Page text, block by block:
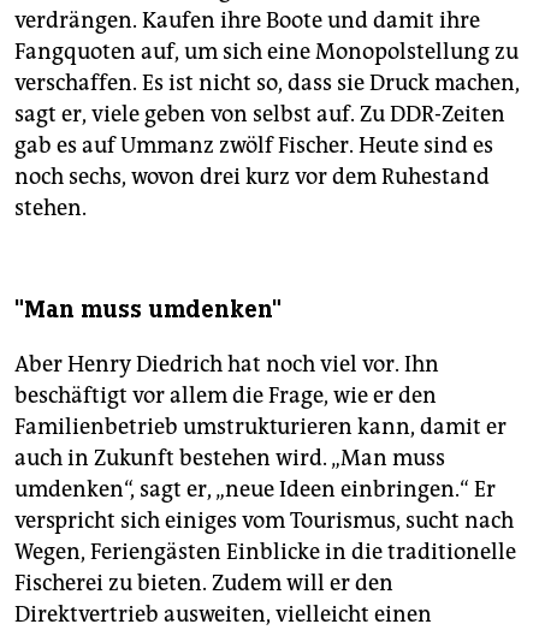
verdrängen. Kaufen ihre Boote und damit ihre
Fangquoten auf, um sich eine Monopolstellung zu
verschaffen. Es ist nicht so, dass sie Druck machen,
sagt er, viele geben von selbst auf. Zu DDR-Zeiten
gab es auf Ummanz zwölf Fischer. Heute sind es
noch sechs, wovon drei kurz vor dem Ruhestand
stehen.
"Man muss umdenken"
Aber Henry Diedrich hat noch viel vor. Ihn
beschäftigt vor allem die Frage, wie er den
Familienbetrieb umstrukturieren kann, damit er
auch in Zukunft bestehen wird. „Man muss
umdenken“, sagt er, „neue Ideen einbringen.“ Er
verspricht sich einiges vom Tourismus, sucht nach
Wegen, Feriengästen Einblicke in die traditionelle
Fischerei zu bieten. Zudem will er den
Direktvertrieb ausweiten, vielleicht einen